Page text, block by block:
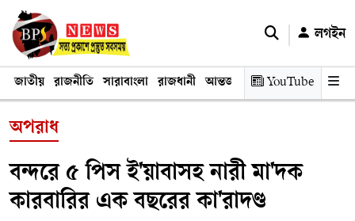
লগইন
জাতীয় রাজনীতি সারাবাংলা রাজধানী আন্তর্জাতিক অর্থনীতি তথ্য
YouTube
অপরাধ
বন্দরে ৫ পিস ই'য়াবাসহ নারী মা'দক
কারবারির এক বছরের কা'রাদণ্ড